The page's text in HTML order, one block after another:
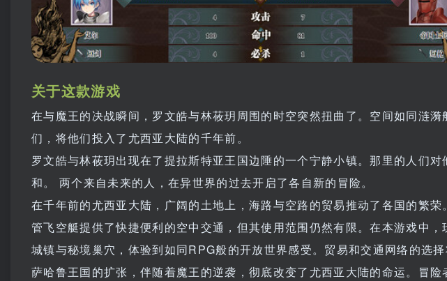
关于这款游戏
在与魔王的决战瞬间，罗文皓与林莜玥周围的时空突然扭曲了。空间如同涟
们，将他们投入了尤西亚大陆的千年前。
罗文皓与林莜玥出现在了提拉斯特亚王国边陲的一个宁静小镇。那里的人们
和。 两个来自未来的人，在异世界的过去开启了各自新的冒险。
在千年前的尤西亚大陆，广阔的土地上，海路与空路的贸易推动了各国的繁
管飞空艇提供了快捷便利的空中交通，但其使用范围仍然有限。在本游戏中
城镇与秘境巢穴，体验到如同RPG般的开放世界感受。贸易和交通网络的选择
萨哈鲁王国的扩张，伴随着魔王的逆袭，彻底改变了尤西亚大陆的命运。冒